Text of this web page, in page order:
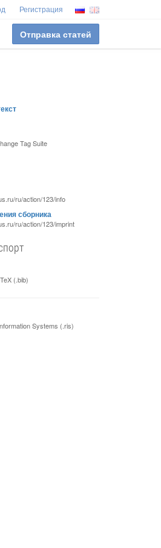
Регистрация
Отправка статей
Tag Suite
ru/action/123/info
сборника
ru/action/123/imprint
(.bib)
Systems (.ris)